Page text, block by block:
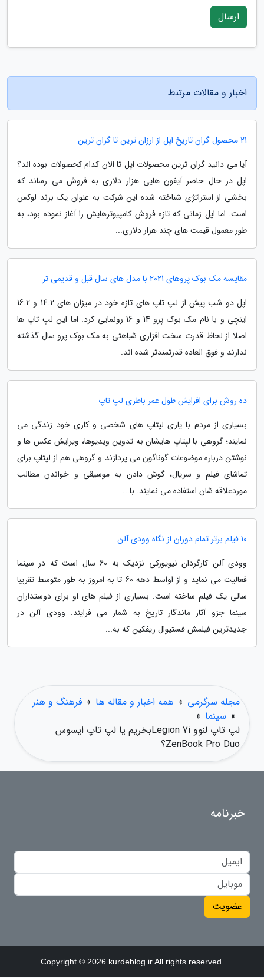
ارسال
اخبار و مقالات مرتبط
21 محصول گران تاریخ اپل از ارزان ترین تا گران ترین
آیا می دانید گران ترین محصولات اپل تا الان کدام کحصولات بوده اند؟
اپل در حال حاضر آیفون هایی هزار دلاری به فروش می رساند که
بخشی از استراتژی شناخته شده این شرکت به عنوان یک برند لوکس
است. اما اپل زمانی که تازه فروش کامپیوترهایش را آغاز نموده بود، به
طور معمول قیمت های چند هزار دلاری...
مقایسه مک بوک پروهای 2021 با مدل های سال قبل و قدیمی تر
اپل دو شب پیش از لپ تاپ های تازه خود در میزان های 14.2 و 16.2
اینچی و با نام مک بوک پرو 14 و 16 رونمایی کرد. اما این لپ تاپ ها
اصلا از لحاظ قدرت سخت افزاری شباهتی به مک بوک پرو سال گذشته
ندارند و فوق العاده قدرتمندتر شده اند.
ده روش برای افزایش طول عمر باطری لپ تاپ
بسیاری از مردم با یاری لپتاپ های شخصی و کاری خود زندگی می
نمایند؛ گروهی با لپتاپ هایشان به تدوین ویدیوها، ویرایش عکس ها و
نوشتن درباره موضوعات گوناگون می پردازند و گروهی هم از لپتاپ برای
تماشای فیلم و سریال، گوش دادن به موسیقی و خواندن مطالب
موردعلاقه شان استفاده می نمایند. با...
10 فیلم برتر تمام دوران از نگاه وودی آلن
وودی آلن کارگردان نیویورکی نزدیک به 60 سال است که در سینما
فعالیت می نماید و از اواسط دهه 60 تا به امروز به طور متوسط تقریبا
سالی یک فیلم ساخته است. بسیاری از فیلم های او برای دوستداران
سینما جزو آثار ماندگار تاریخ به شمار می فرایند. وودی آلن در
جدیدترین فیلمش فستیوال ریفکین که به...
مجله سرگرمی » همه اخبار و مقاله ها » فرهنگ و هنر
» سینما »
لپ تاپ لنوو Legion 7iبخریم یا لپ تاپ ایسوس
ZenBook Pro Duo؟
خبرنامه
عضویت
Copyright © 2026 kurdeblog.ir All rights reserved.